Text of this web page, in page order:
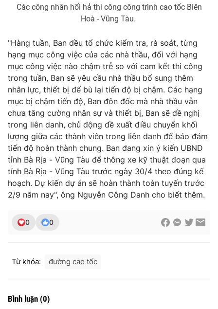
Các công nhân hối hả thi công công trình cao tốc Biên
Hoà - Vũng Tàu.
"Hàng tuần, Ban đều tổ chức kiểm tra, rà soát, từng
hạng mục công việc của các nhà thầu, đối với hạng
mục công việc nào chậm trễ so với cam kết thi công
trong tuần, Ban sẽ yêu cầu nhà thầu bổ sung thêm
nhân lực, thiết bị để bù lại tiến độ bị chậm. Các hạng
mục bị chậm tiến độ, Ban đôn đốc mà nhà thầu vẫn
chưa tăng cường nhân sự và thiết bị, Ban sẽ đề nghị
trong liên danh, chủ động đề xuất điều chuyển khối
lượng giữa các thành viên trong liên danh để bảo đảm
tiến độ hoàn thành chung. Ban đang xin ý kiến UBND
tỉnh Bà Rịa - Vũng Tàu để thông xe kỹ thuật đoạn qua
tỉnh Bà Rịa - Vũng Tàu trước ngày 30/4 theo đúng kế
hoạch. Dự kiến dự án sẽ hoàn thành toàn tuyến trước
2/9 năm nay", ông Nguyễn Công Danh cho biết thêm.
0 0
Từ khóa: đường cao tốc
Bình luận (0)